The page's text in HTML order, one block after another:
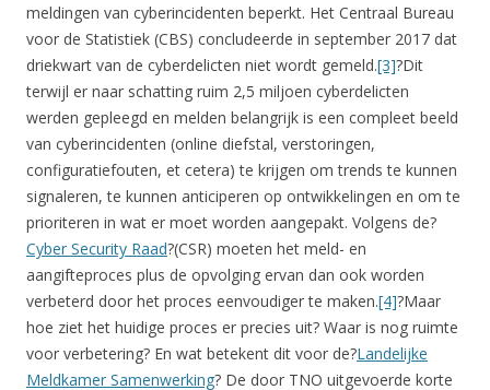
meldingen van cyberincidenten beperkt. Het Centraal Bureau
voor de Statistiek (CBS) concludeerde in september 2017 dat
driekwart van de cyberdelicten niet wordt gemeld.[3]?Dit
terwijl er naar schatting ruim 2,5 miljoen cyberdelicten
werden gepleegd en melden belangrijk is een compleet beeld
van cyberincidenten (online diefstal, verstoringen,
configuratiefouten, et cetera) te krijgen om trends te kunnen
signaleren, te kunnen anticiperen op ontwikkelingen en om te
prioriteren in wat er moet worden aangepakt. Volgens de?
Cyber Security Raad?(CSR) moeten het meld- en
aangifteproces plus de opvolging ervan dan ook worden
verbeterd door het proces eenvoudiger te maken.[4]?Maar
hoe ziet het huidige proces er precies uit? Waar is nog ruimte
voor verbetering? En wat betekent dit voor de?Landelijke
Meldkamer Samenwerking? De door TNO uitgevoerde korte